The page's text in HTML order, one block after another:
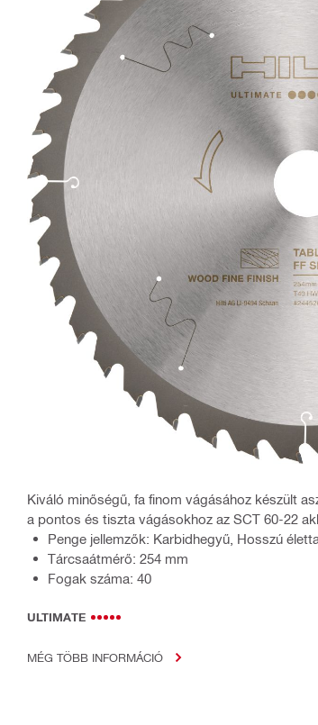
Kiváló minőségű, fa finom vágásához készült
a pontos és tiszta vágásokhoz az SCT 60-22
Penge jellemzők: Karbidhegyű, Hosszú
Tárcsaátmérő: 254 mm
Fogak száma: 40
ULTIMATE
MÉG TÖBB INFORMÁCIÓ